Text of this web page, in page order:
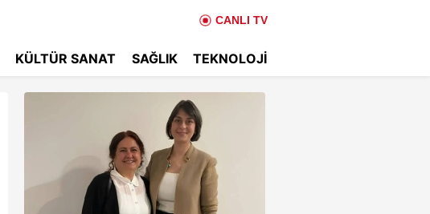
CANLI TV
KÜLTÜR SANAT SAĞLIK TEKNOLOJI